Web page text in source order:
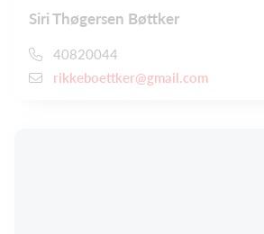
Siri Thøgersen Bøttker
40820044
rikkeboettker@gmail.com